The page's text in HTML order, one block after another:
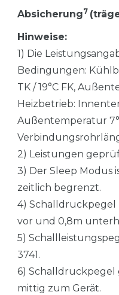
Absicherung7
Hinweise:
1) Die
Bedingungen:
TK / 19°C FK,
Heizbetrieb:
Außentemperatur
2) Leistungen
3) Der Sleep Modus
zeitlich begrenzt.
4) Schalldruckpegel
vor und 0,8m
5)
3741.
6) Schalldruckpegel
mittig zum Gerät.